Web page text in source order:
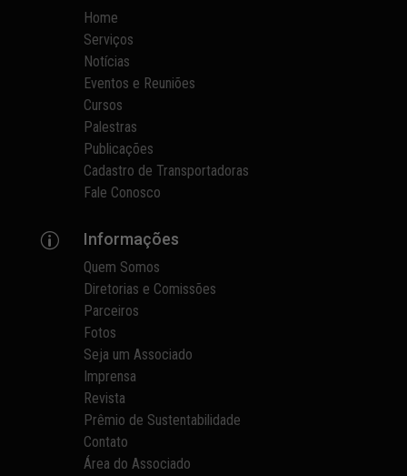
Home
Serviços
Notícias
Eventos e Reuniões
Cursos
Palestras
Publicações
Cadastro de Transportadoras
Fale Conosco
p Informações
Quem Somos
Diretorias e Comissões
Parceiros
Fotos
Seja um Associado
Imprensa
Revista
Prêmio de Sustentabilidade
Contato
Área do Associado